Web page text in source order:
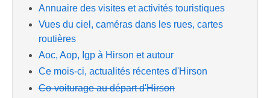
Annuaire des visites et activités touristiques
Vues du ciel, caméras dans les rues, cartes
routières
Aoc, Aop, Igp à Hirson et autour
Ce mois-ci, actualités récentes d'Hirson
Co-voiturage au départ d'Hirson